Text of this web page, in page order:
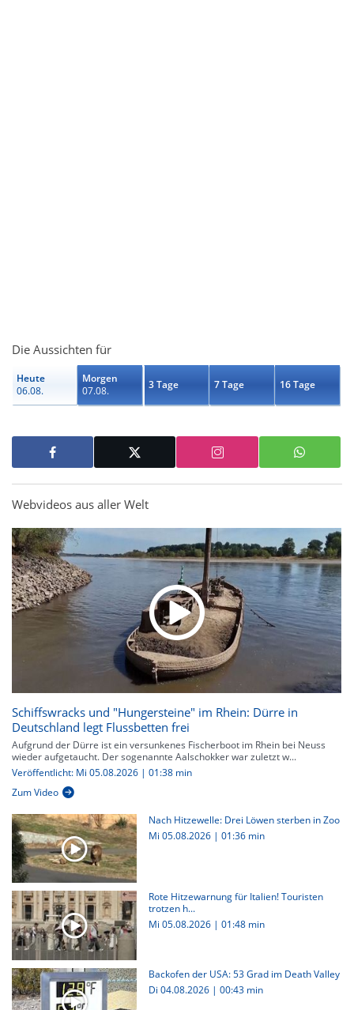
Die Aussichten für
Heute
06.08.
Morgen
07.08.
3 Tage 7 Tage 16 Tage
Webvideos aus aller Welt
Schiffswracks und "Hungersteine" im Rhein: Dürre in
Deutschland legt Flussbetten frei
Aufgrund der Dürre ist ein versunkenes Fischerboot im Rhein bei Neuss
wieder aufgetaucht. Der sogenannte Aalschokker war zuletzt w...
Veröffentlicht: Mi 05.08.2026 | 01:38 min
Zum Video
Nach Hitzewelle: Drei Löwen sterben in Zoo
Mi 05.08.2026 | 01:36 min
Rote Hitzewarnung für Italien! Touristen
trotzen h...
Mi 05.08.2026 | 01:48 min
Backofen der USA: 53 Grad im Death Valley
Di 04.08.2026 | 00:43 min